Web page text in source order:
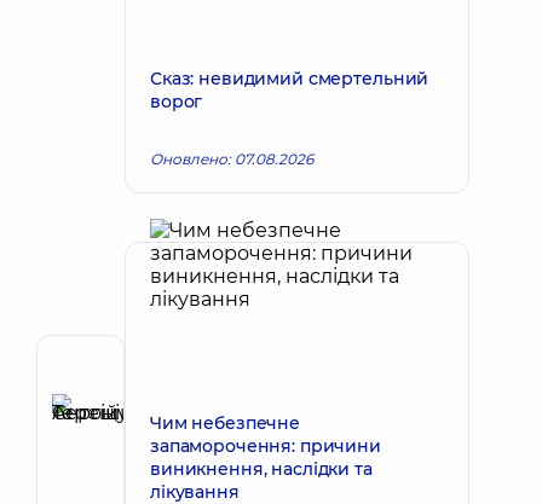
Сергій
Антонійович
Хірург
Запис до лікаря
Сказ: невидимий смертельний
ворог
Оновлено: 07.08.2026
Чим небезпечне
запаморочення: причини
виникнення, наслідки та
лікування